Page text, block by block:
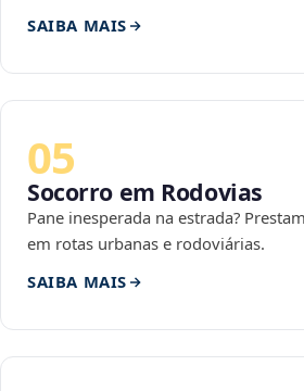
SAIBA MAIS
05
Socorro em Rodovias
Pane inesperada na estrada?
em rotas urbanas e rodoviárias.
SAIBA MAIS